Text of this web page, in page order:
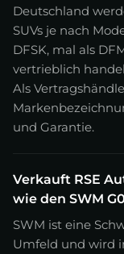
Deutschland
SUVs je nach
DFSK, mal als
vertrieblich
Als
und Garantie.
Verkauft RSE
wie den SWM
SWM ist eine
Umfeld und wird